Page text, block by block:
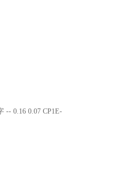
-- 0.16 0.07 CP1E-